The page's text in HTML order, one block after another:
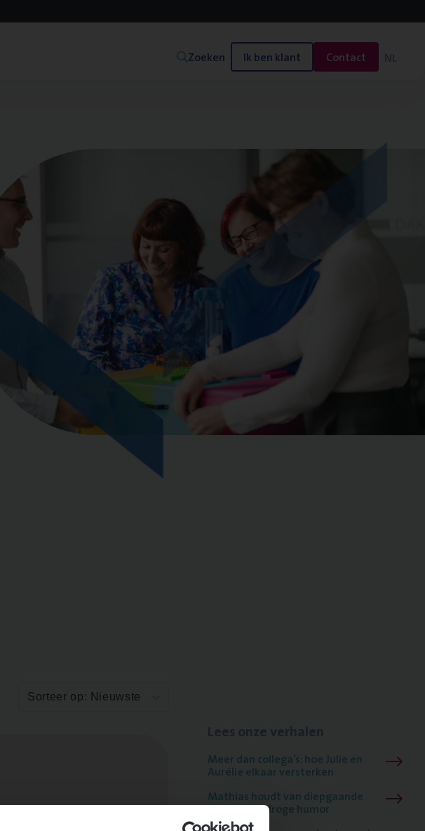
Zoeken Ik ben klant Contact NL
Sorteer op: Nieuwste
Meer dan collega’s: hoe Julie en
Aurélie elkaar versterken
Mathias houdt van diepgaande
dossiers én droge humor